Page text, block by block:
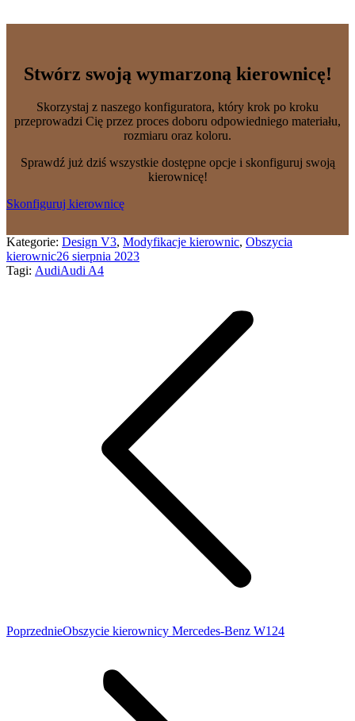
Stwórz swoją wymarzoną kierownicę!
Skorzystaj z naszego konfiguratora, który krok po kroku
przeprowadzi Cię przez proces doboru odpowiedniego materiału,
rozmiaru oraz koloru.
Sprawdź już dziś wszystkie dostępne opcje i skonfiguruj swoją
kierownicę!
Skonfiguruj kierownicę
Kategorie: Design V3, Modyfikacje kierownic, Obszycia
kierownic26 sierpnia 2023
Tagi: AudiAudi A4
PoprzedniePoprzedni
Obszycie kierownicy Mercedes-Benz W124